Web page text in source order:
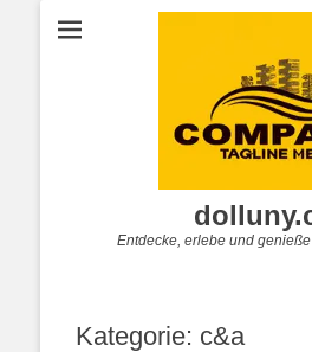
Entdecke, erlebe und
Kategorie: c&a